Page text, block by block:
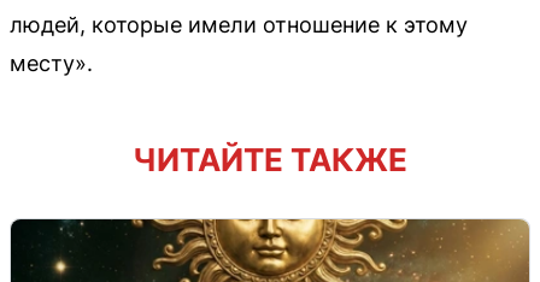
людей, которые имели отношение к этому
месту».
ЧИТАЙТЕ ТАКЖЕ